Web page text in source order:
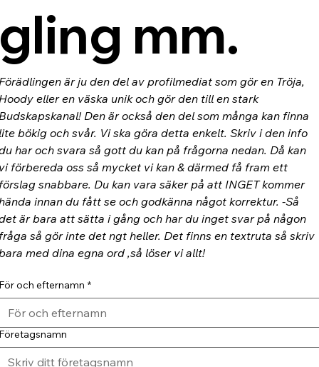
mm.
är ju den del av profilmediat som gör en Tröja,
eller en väska unik och gör den till en stark
Den är också den del som många kan finna
bökig och svår. Vi ska göra detta enkelt. Skriv i den info
har och svara så gott du kan på frågorna nedan. Då kan
förbereda oss så mycket vi kan & därmed få fram ett
snabbare. Du kan vara säker på att INGET kommer
innan du fått se och godkänna något korrektur. -Så
är bara att sätta i gång och har du inget svar på någon
så gör inte det ngt heller. Det finns en textruta så skriv
med dina egna ord ,så löser vi allt!
och efternamn *